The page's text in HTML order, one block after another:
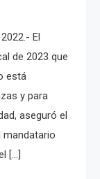
El
de 2023 que
está
y para
aseguró el
mandatario
[…]